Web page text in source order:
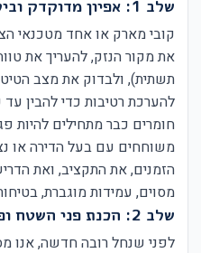
שלב 1: אפיון מדוקדק וביקור שטח
קובי מארק או אחד מטכנאי
את מקור הנזק, להעריך את
תשתית), ולבדוק את מצב
להערכת רטיבות כדי להבין
חומרים כבר מתחילים להיות
משוחחים עם בעל הדירה או
הזמנים, את התקציב, ואת
מסוים, עמידות מוגברת,
שלב 2: הכנת פני השטח ופירוק הטיט הישן
לפני שנחל רובה חדשה, אנו